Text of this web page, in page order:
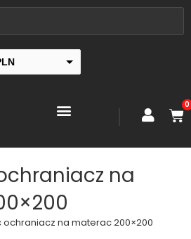
0
na
ochraniacz na materac 200×200